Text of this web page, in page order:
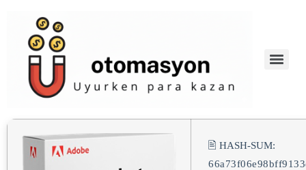
🖹 HASH-SUM: